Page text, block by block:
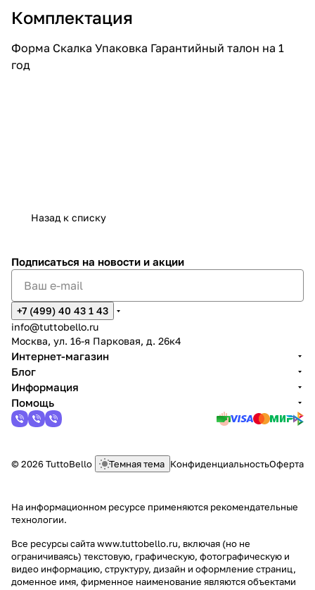
Комплектация
Форма Скалка Упаковка Гарантийный талон на 1
год
Назад к списку
Подписаться на новости и акции
+7 (499) 40 43 1 43
info@tuttobello.ru
Москва, ул. 16-я Парковая, д. 26к4
Интернет-магазин
Блог
Информация
Помощь
© 2026 TuttoBello Темная тема КонфиденциальностьОферта
На информационном ресурсе применяются рекомендательные
технологии.
Все ресурсы сайта www.tuttobello.ru, включая (но не
ограничиваясь) текстовую, графическую, фотографическую и
видео информацию, структуру, дизайн и оформление страниц,
доменное имя, фирменное наименование являются объектами